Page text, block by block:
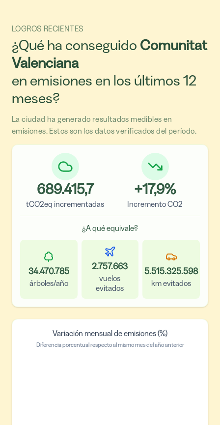
LOGROS RECIENTES
¿Qué ha conseguido Comunitat
Valenciana
en emisiones en los últimos 12
meses?
La ciudad ha generado resultados medibles en
emisiones. Estos son los datos verificados del período.
689.415,7
tCO2eq incrementadas
+17,9%
Incremento CO2
¿A qué equivale?
34.470.785
árboles/año
2.757.663
vuelos
evitados
5.515.325.598
km evitados
Variación mensual de emisiones (%)
Diferencia porcentual respecto al mismo mes del año anterior